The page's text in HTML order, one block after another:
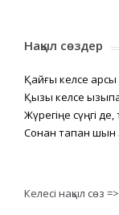
Нақыл сөздер
Қайғы келсе
Қызық келсе
Жүрегіңе сүңгі де,
Сонан тапқан шын
Келесі нақыл сөз =>